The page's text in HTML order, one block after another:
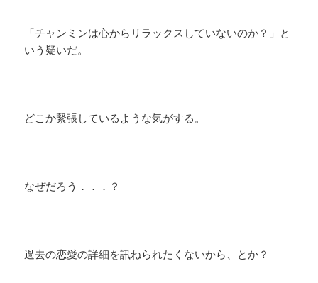
「チャンミンは心からリラックスしていないのか？」と
いう疑いだ。
どこか緊張しているような気がする。
なぜだろう．．．？
過去の恋愛の詳細を訊ねられたくないから、とか？